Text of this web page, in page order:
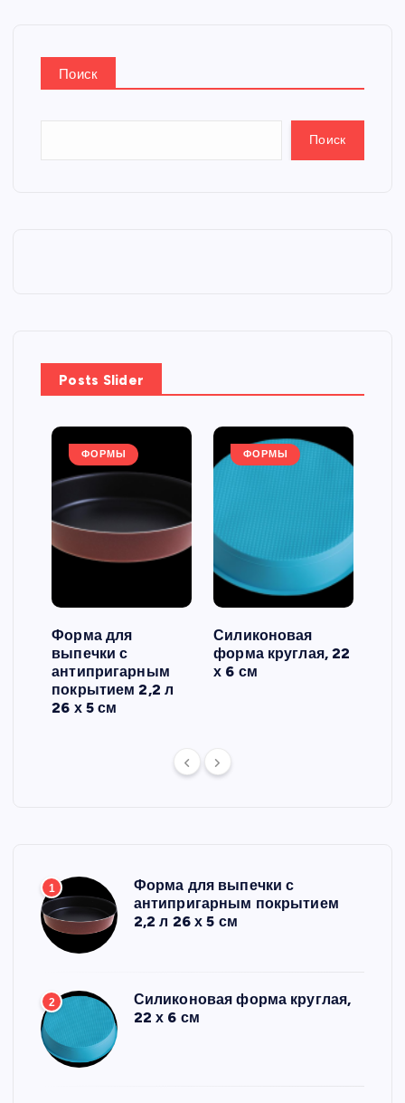
Поиск
Поиск
Posts Slider
ФОРМЫ
Форма для
выпечки с
антипригарным
покрытием 2,2 л
26 х 5 см
ФОРМЫ
Силиконовая
форма круглая, 22
х 6 см
1
Форма для выпечки с
антипригарным покрытием
2,2 л 26 х 5 см
2
Силиконовая форма круглая,
22 х 6 см